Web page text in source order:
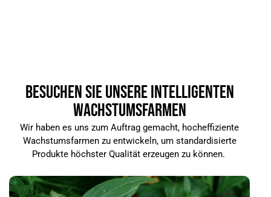
BESUCHEN SIE UNSERE INTELLIGENTEN
WACHSTUMSFARMEN
Wir haben es uns zum Auftrag gemacht, hocheffiziente
Wachstumsfarmen zu entwickeln, um standardisierte
Produkte höchster Qualität erzeugen zu können.